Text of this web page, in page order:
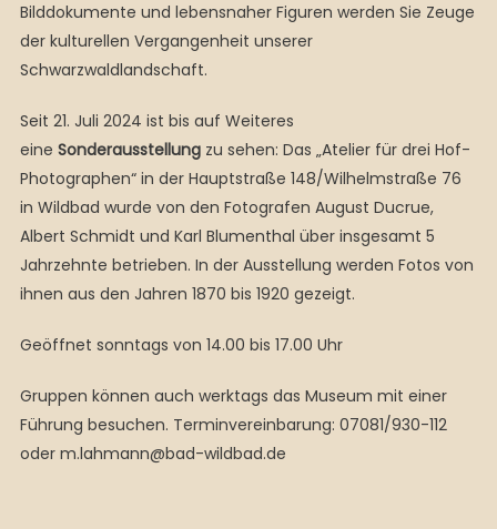
Bilddokumente und lebensnaher Figuren werden Sie Zeuge
der kulturellen Vergangenheit unserer
Schwarzwaldlandschaft.
Seit 21. Juli 2024 ist bis auf Weiteres
eine Sonderausstellungzu sehen: Das „Atelier für drei Hof-
Photographen“ in der Hauptstraße 148/Wilhelmstraße 76
in Wildbad wurde von den Fotografen August Ducrue,
Albert Schmidt und Karl Blumenthal über insgesamt 5
Jahrzehnte betrieben. In der Ausstellung werden Fotos von
ihnen aus den Jahren 1870 bis 1920 gezeigt.
Geöffnet sonntags von 14.00 bis 17.00 Uhr
Gruppen können auch werktags das Museum mit einer
Führung besuchen. Terminvereinbarung: 07081/930-112
oder m.lahmann@bad-wildbad.de